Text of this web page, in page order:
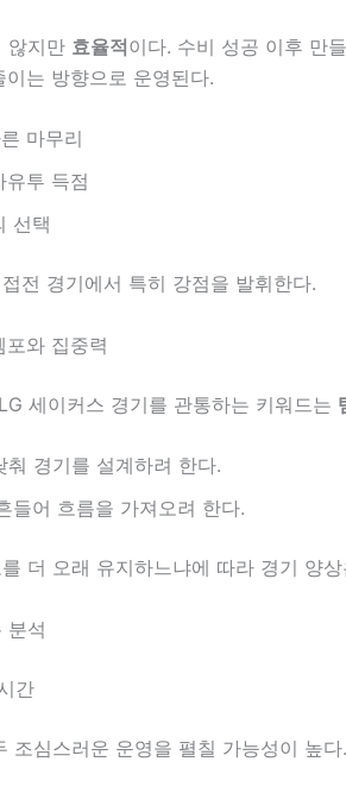
않지만 효율적이다. 수비 성공 이후 만
는 방향으로 운영된다.
마무리
유투 득점
선택
전 경기에서 특히 강점을 발휘한다.
와 집중력
세이커스 경기를 관통하는 키워드는
춰 경기를 설계하려 한다.
들어 흐름을 가져오려 한다.
더 오래 유지하느냐에 따라 경기 양
분석
간
조심스러운 운영을 펼칠 가능성이 높다.